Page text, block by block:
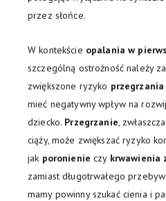
przez słońce.
W kontekście opalania w
szczególną ostrożność należy
zwiększone ryzyko przegrzania
mieć negatywny wpływ na
dziecko. Przegrzanie ,
ciąży, może zwiększać ryzyko
jak poronienie czy krwawienia
zamiast długotrwałego
mamy powinny szukać cienia i